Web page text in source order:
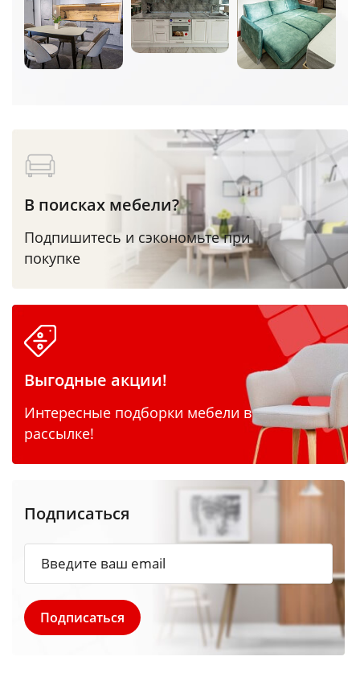
В поисках мебели?
Подпишитесь и сэкономьте при
покупке
Выгодные акции!
Интересные подборки мебели в
рассылке!
Подписаться